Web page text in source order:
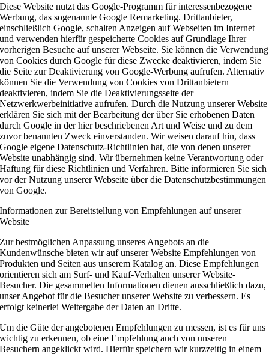
Diese Website nutzt das Google-Programm für interessenbezogene
Werbung, das sogenannte Google Remarketing. Drittanbieter,
einschließlich Google, schalten Anzeigen auf Webseiten im Internet
und verwenden hierfür gespeicherte Cookies auf Grundlage Ihrer
vorherigen Besuche auf unserer Webseite. Sie können die Verwendung
von Cookies durch Google für diese Zwecke deaktivieren, indem Sie
die Seite zur Deaktivierung von Google-Werbung aufrufen. Alternativ
können Sie die Verwendung von Cookies von Drittanbietern
deaktivieren, indem Sie die Deaktivierungsseite der
Netzwerkwerbeinitiative aufrufen. Durch die Nutzung unserer Website
erklären Sie sich mit der Bearbeitung der über Sie erhobenen Daten
durch Google in der hier beschriebenen Art und Weise und zu dem
zuvor benannten Zweck einverstanden. Wir weisen darauf hin, dass
Google eigene Datenschutz-Richtlinien hat, die von denen unserer
Website unabhängig sind. Wir übernehmen keine Verantwortung oder
Haftung für diese Richtlinien und Verfahren. Bitte informieren Sie sich
vor der Nutzung unserer Webseite über die Datenschutzbestimmungen
von Google.
Informationen zur Bereitstellung von Empfehlungen auf unserer
Website
Zur bestmöglichen Anpassung unseres Angebots an die
Kundenwünsche bieten wir auf unserer Website Empfehlungen von
Produkten und Seiten aus unserem Katalog an. Diese Empfehlungen
orientieren sich am Surf- und Kauf-Verhalten unserer Website-
Besucher. Die gesammelten Informationen dienen ausschließlich dazu,
unser Angebot für die Besucher unserer Website zu verbessern. Es
erfolgt keinerlei Weitergabe der Daten an Dritte.
Um die Güte der angebotenen Empfehlungen zu messen, ist es für uns
wichtig zu erkennen, ob eine Empfehlung auch von unseren
Besuchern angeklickt wird. Hierfür speichern wir kurzzeitig in einem